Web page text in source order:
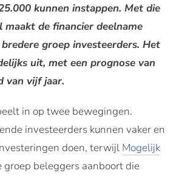
kunnen instappen. Met die
maakt de financier deelname
groep investeerders. Het
uit, met een prognose van
van vijf jaar.
in op twee bewegingen.
investeerders kunnen vaker en
doen, terwijl Mogelijk
beleggers aanboort die